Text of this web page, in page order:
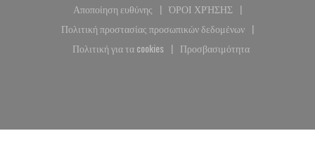
Αποποίηση ευθύνης
((ανοίγει σε νέο παράθυρο))
ΌΡΟΙ ΧΡΉΣΗΣ
((ανοίγει σε νέο
Πολιτική προστασίας προσωπικών δεδομένων
((ανοίγει σε νέο παράθυρο))
Πολιτική για τα cookies
((ανοίγει σε νέο παράθυρο))
Προσβασιμότητα
((ανοίγει σε νέο